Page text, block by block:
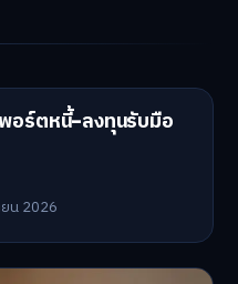
พอร์ตหนี้-ลงทุนรับมือ
น 2026